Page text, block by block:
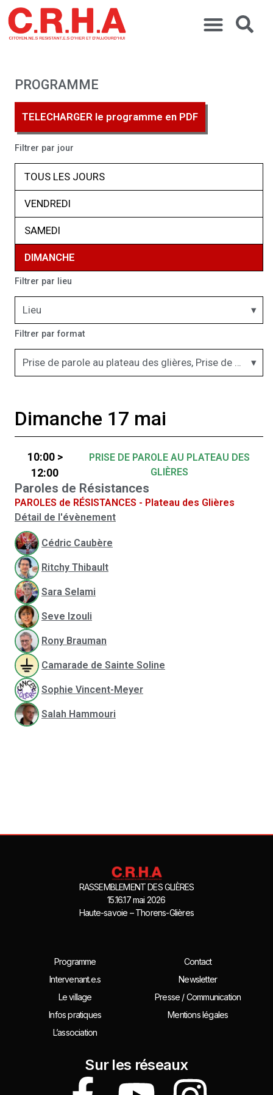
PROGRAMME
TELECHARGER le programme en PDF
Filtrer par jour
TOUS LES JOURS
VENDREDI
SAMEDI
DIMANCHE
Filtrer par lieu
Lieu
Filtrer par format
Dimanche 17 mai
10:00 >
12:00
PRISE DE PAROLE AU PLATEAU DES
GLIÈRES
Paroles de Résistances
PAROLES de RÉSISTANCES - Plateau des Glières
Détail de l'évènement
Cédric Caubère
Ritchy Thibault
Sara Selami
Seve Izouli
Rony Brauman
Camarade de Sainte Soline
Sophie Vincent-Meyer
Salah Hammouri
RASSEMBLEMENT DES GLIÈRES
15.16.17 mai 2026
Haute-savoie – Thorens-Glières
Programme
Intervenant.e.s
Le village
Infos pratiques
L’association
Contact
Newsletter
Presse / Communication
Mentions légales
Sur les réseaux